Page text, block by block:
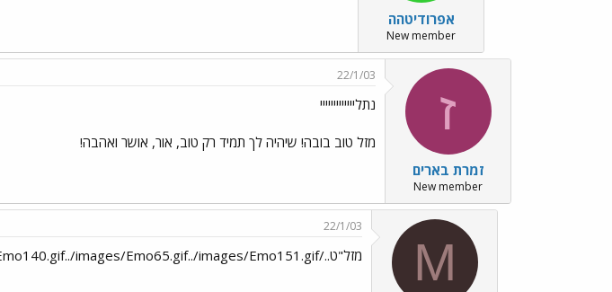
אפרודיטהה
New member
ז
זמרת בארים
New member
22/1/03
נתלייייייייייייי
מזל טוב בובה! שיהיה לך תמיד רק טוב, אור, אושר ואהבה!
M
22/1/03
מזל"ט../images/Emo140.gif../images/Emo65.gif../images/Emo151.gif